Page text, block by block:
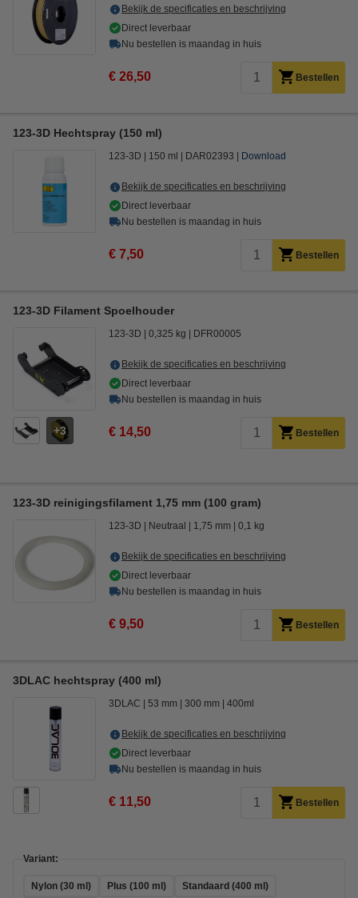
Bekijk de specificaties en beschrijving
Direct leverbaar
Nu bestellen is maandag in huis
€ 26,50 Bestellen
123-3D Hechtspray (150 ml)
123-3D 150 ml DAR02393 Download
Bekijk de specificaties en beschrijving
Direct leverbaar
Nu bestellen is maandag in huis
€ 7,50 Bestellen
123-3D Filament Spoelhouder
3
123-3D 0,325 kg DFR00005
Bekijk de specificaties en beschrijving
Direct leverbaar
Nu bestellen is maandag in huis
€ 14,50 Bestellen
123-3D reinigingsfilament 1,75 mm (100 gram)
123-3D Neutraal 1,75 mm 0,1 kg
Bekijk de specificaties en beschrijving
Direct leverbaar
Nu bestellen is maandag in huis
€ 9,50 Bestellen
3DLAC hechtspray (400 ml)
3DLAC 53 mm 300 mm 400ml
Bekijk de specificaties en beschrijving
Direct leverbaar
Nu bestellen is maandag in huis
€ 11,50 Bestellen
Variant:
Nylon (30 ml) Plus (100 ml) Standaard (400 ml)